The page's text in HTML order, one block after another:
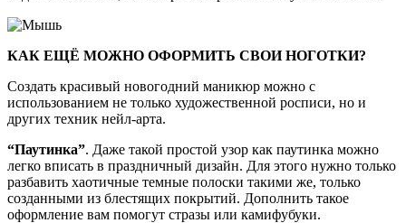
КАК ЕЩЁ МОЖНО ОФОРМИТЬ СВОИ НОГОТКИ?
Создать красивый новогодний маникюр можно с
использованием не только художественной росписи, но и
других техник нейл-арта.
“Паутинка”. Даже такой простой узор как паутинка можно
легко вписать в праздничный дизайн. Для этого нужно только
разбавить хаотичные темные полоски такими же, только
созданными из блестящих покрытий. Дополнить такое
оформление вам помогут стразы или камифубуки.